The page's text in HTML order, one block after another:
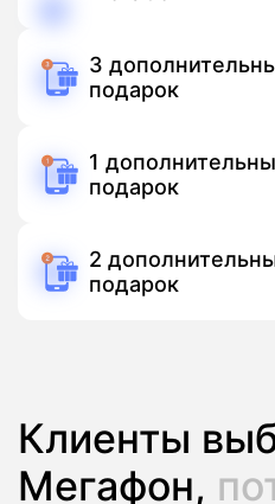
3
подарок
1
подарок
2
подарок
Клиенты
Мегафон,